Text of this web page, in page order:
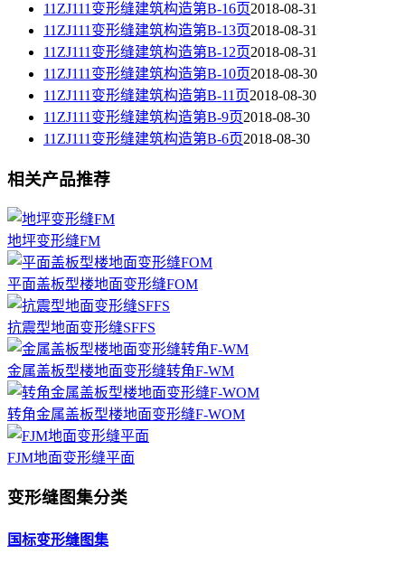
11ZJ111变形缝建筑构造第B-16页2018-08-31
11ZJ111变形缝建筑构造第B-13页2018-08-31
11ZJ111变形缝建筑构造第B-12页2018-08-31
11ZJ111变形缝建筑构造第B-10页2018-08-30
11ZJ111变形缝建筑构造第B-11页2018-08-30
11ZJ111变形缝建筑构造第B-9页2018-08-30
11ZJ111变形缝建筑构造第B-6页2018-08-30
相关产品推荐
地坪变形缝FM
平面盖板型楼地面变形缝FOM
抗震型地面变形缝SFFS
金属盖板型楼地面变形缝转角F-WM
转角金属盖板型楼地面变形缝F-WOM
FJM地面变形缝平面
变形缝图集分类
国标变形缝图集